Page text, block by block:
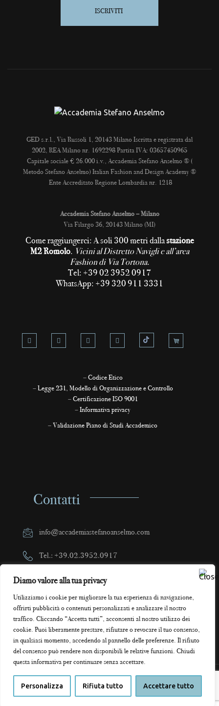
Diamo valore alla tua privacy
Utilizziamo i cookie per migliorare la tua esperienza di navigazione,
offrirti pubblicità o contenuti personalizzati e analizzare il nostro
traffico. Cliccando “Accetta tutti”, acconsenti al nostro utilizzo dei
cookie. Puoi liberamente prestare, rifiutare o revocare il tuo consenso,
in qualsiasi momento, accedendo al pannello delle preferenze. Il rifiuto
del consenso può rendere non disponibili le relative funzioni. Chiudi
questa informativa per continuare senza accettare.
Personalizza Rifiuta tutto Accettare tutto
ISCRIVITI
GED s.r.l., Via Russoli 1, 20143 Milano Iscritta e registrata dal
2002, REA Milano nr. 1692298 Partita IVA: 03657450965
Capitale sociale € 26.000 i.v., Accademia Stefano Anselmo ® (
Metodo Stefano Anselmo) Italian Fashion and Design Academy ®
Ente Accreditato Regione Lombardia nr. 1218
Accademia Stefano Anselmo – Milano
Via Filargo 36, 20143 Milano (MI)
Come raggiungerci: A soli 300 metri dallastazione
M2 Romolo. Vicini al Distretto Navigli e all’area
Fashion di Via Tortona.
Tel: +39 02 3952 0917
WhatsApp: +39 320 911 3331
–Codice Etico
–Legge 231, Modello di Organizzazione e Controllo
–Certificazione ISO 9001
–Informativa privacy
–Validazione Piano di Studi Accademico
Contatti
info@accademiastefanoanselmo.com
Tel.: +39.02.3952.0917
Cell.: +39.320.9113331
Via Filargo 36, Milano